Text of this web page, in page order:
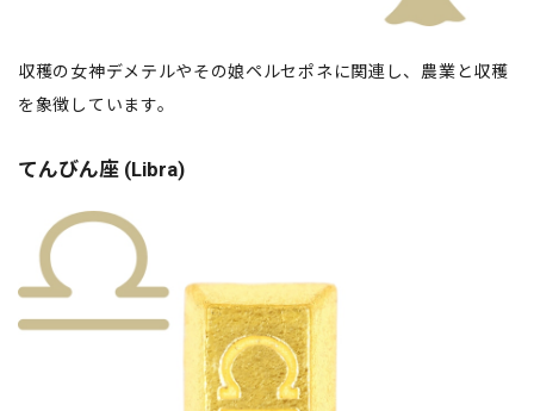
収穫の女神デメテルやその娘ペルセポネに関連し、農業と収穫
を象徴しています。
てんびん座 (Libra)